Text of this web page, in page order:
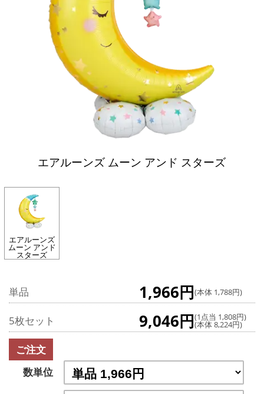
エアルーンズ ムーン アンド スターズ
エアルーンズ
ムーン アンド
スターズ
単品 1,966円(本体 1,788円)
5枚セット 9,046円(1点当 1,808円)
(本体 8,224円)
ご注文
数単位